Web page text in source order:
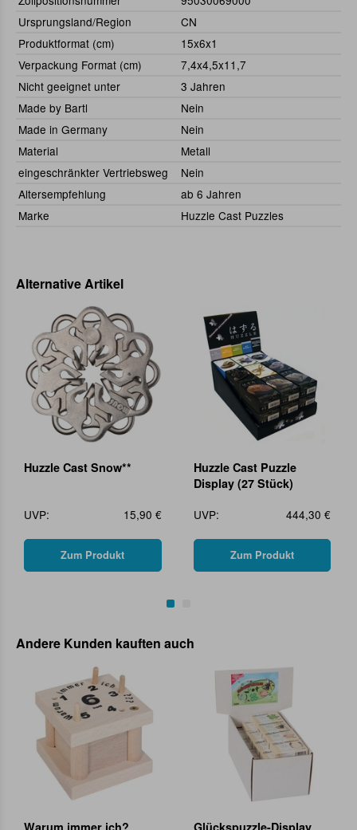
Ursprungsland/Region
CN
Produktformat (cm)
15x6x1
Verpackung Format (cm)
7,4x4,5x11,7
Nicht geeignet unter
3 Jahren
Made by Bartl
Nein
Made in Germany
Nein
Material
Metall
eingeschränkter Vertriebsweg
Nein
Altersempfehlung
ab 6 Jahren
Marke
Huzzle Cast Puzzles
Alternative Artikel
Huzzle Cast Snow**
UVP: 15,90 €
Zum Produkt
Huzzle Cast Puzzle
Display (27 Stück)
UVP:
444,30 €
Zum Produkt
Andere Kunden kauften auch